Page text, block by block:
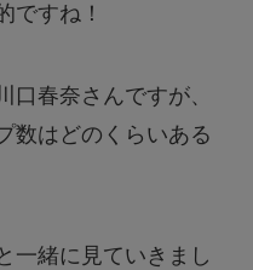
ですね！
口春奈さんですが、
数はどのくらいある
一緒に見ていきまし